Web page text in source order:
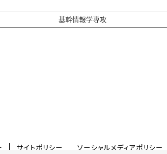
基幹情報学専攻
サイトポリシー ソーシャルメディアポリシー